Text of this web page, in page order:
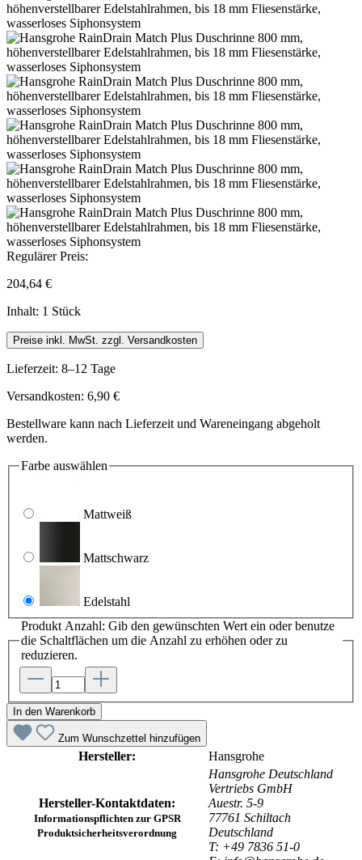
Regulärer Preis:
204,64 €
Inhalt: 1 Stück
Preise inkl. MwSt. zzgl. Versandkosten
Lieferzeit: 8–12 Tage
Versandkosten: 6,90 €
Bestellware kann nach Lieferzeit und Wareneingang abgeholt
werden.
Farbe auswählen
Mattweiß
Mattschwarz
Edelstahl
Produkt Anzahl: Gib den gewünschten Wert ein oder benutze
die Schaltflächen um die Anzahl zu erhöhen oder zu
reduzieren.
In den Warenkorb
Zum Wunschzettel hinzufügen
Hersteller: Hansgrohe
Hersteller-Kontaktdaten:
Informationspflichten zur GPSR
Produktsicherheitsverordnung
Hansgrohe Deutschland
Vertriebs GmbH
Auestr. 5-9
77761 Schiltach
Deutschland
T: +49 7836 51-0